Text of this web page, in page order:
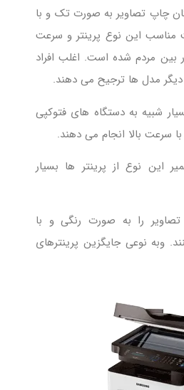
چاپ تصاویر به صورت تک و با
مناسب این نوع پرینتر و سرعت
مردم شده است. اغلب افراد
دیگر مدل ها ترجیح می دهند.
شبیه به دستگاه های فتوکپی
سرعت بالا انجام می دهند.
این نوع از پرینتر ها بسیار
را به صورت رنگی و با
وبه نوعی جایگزین پرینترهای